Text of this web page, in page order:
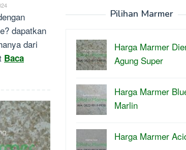
dapatkan
dari
Baca
Pilihan Marmer
Harga Marmer
Agung Super
Harga Marmer
Marlin
Harga Marmer